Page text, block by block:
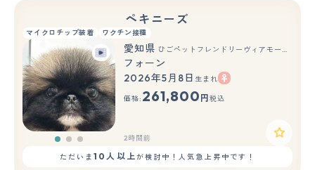
ペキニーズ
マイクロチップ装着 ワクチン接種
もっと見る
愛知県 ひごペットフレンドリーヴィアモール アピタ江南西店
フォーン
2026年5月8日 生まれ
価格: 261,800 円 税込
2時間前
ただいま10人以上が検討中！人気急上昇中です！